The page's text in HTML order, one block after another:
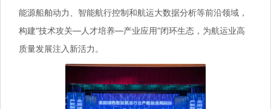
能源船舶动力、智能航行控制和航运大数据分析等前沿领域，
构建“技术攻关—人才培养—产业应用”闭环生态，为航运业高
质量发展注入新活力。